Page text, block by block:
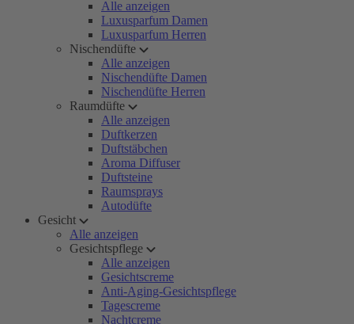
Alle anzeigen
Luxusparfum Damen
Luxusparfum Herren
Nischendüfte
Alle anzeigen
Nischendüfte Damen
Nischendüfte Herren
Raumdüfte
Alle anzeigen
Duftkerzen
Duftstäbchen
Aroma Diffuser
Duftsteine
Raumsprays
Autodüfte
Gesicht
Alle anzeigen
Gesichtspflege
Alle anzeigen
Gesichtscreme
Anti-Aging-Gesichtspflege
Tagescreme
Nachtcreme